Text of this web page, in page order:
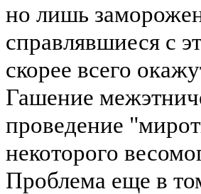
но лишь
справлявшиеся с
скорее всего
Гашение
проведение
некоторого
Проблема еще в